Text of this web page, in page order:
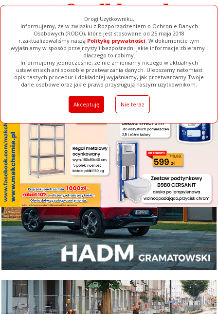
Drogi Użytkowniku,
Informujemy, że w związku z Rozporządzeniem o Ochronie Danych
Osobowych (RODO), które jest stosowane od 25 maja 2018
r.zaktualizowaliśmy naszą Politykę prywatności. W dokumencie tym
wyjaśniamy w sposób przejrzysty i bezpośredni jakie informacje zbieramy i
dlaczego to robimy.
Informujemy jednocześnie, że nie zmieniamy niczego w aktualnych
ustawieniach ani sposobie przetwarzania danych. Ulepszamy natomiast
opis naszych procedur i dokładniej wyjaśniamy, jak przetwarzamy Twoje
dane osobowe oraz jakie prawa przysługują naszym użytkownikom.
Akceptuję Nie teraz
[ ZAMKNIJ ]
Ogłoszenia Filmy Galerie Baza Firm Pełna Wersja